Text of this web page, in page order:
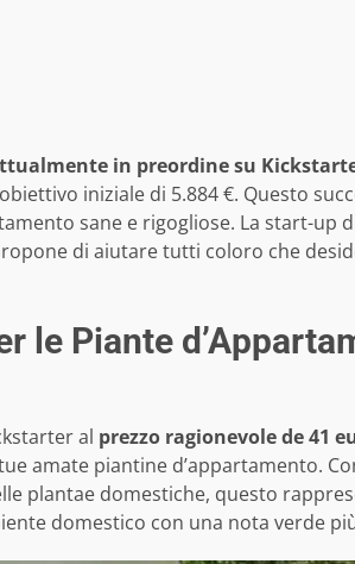
in preordine su
iniziale di 5.884 €. Questo
sane e rigogliose. La start-up
di aiutare tutti coloro che
le Piante
al prezzo ragionevole de 41
amate piantine d’appartamento.
plantae domestiche, questo
domestico con una nota verde